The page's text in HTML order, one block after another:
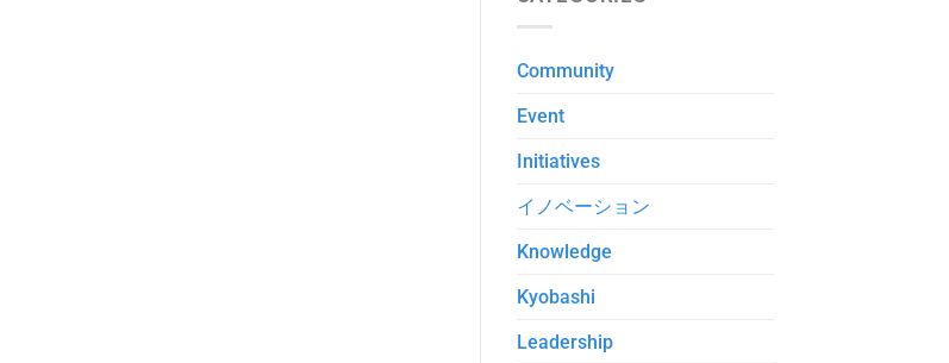
Community
Event
Initiatives
イノベーション
Knowledge
Kyobashi
Leadership